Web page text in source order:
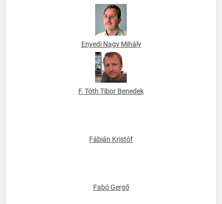
Dura Márta
Enyedi Nagy Mihály